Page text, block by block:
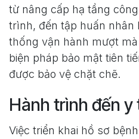
từ nâng cấp hạ tầng
trình, đến tập huấn nhân
thống vận hành mượt
biện pháp bảo mật tiên
được bảo vệ chặt chẽ.
Hành trình đến y
Việc triển khai hồ sơ